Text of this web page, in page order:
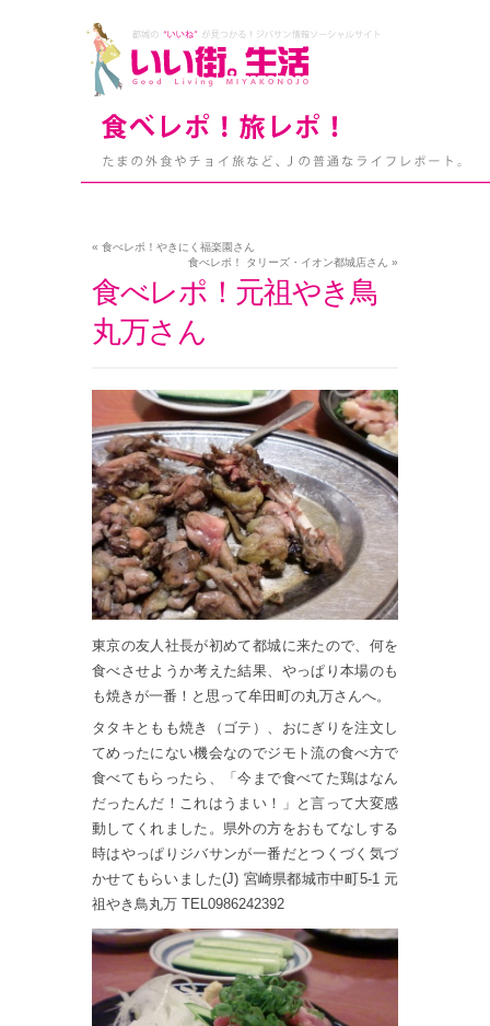
« 食べレポ！やきにく福楽園さん
食べレポ！ タリーズ・イオン都城店さん »
食べレポ！元祖やき鳥
丸万さん
東京の友人社長が初めて都城に来たので、何を
食べさせようか考えた結果、やっぱり本場のも
も焼きが一番！と思って牟田町の丸万さんへ。
タタキともも焼き（ゴテ）、おにぎりを注文し
てめったにない機会なのでジモト流の食べ方で
食べてもらったら、「今まで食べてた鶏はなん
だったんだ！これはうまい！」と言って大変感
動してくれました。県外の方をおもてなしする
時はやっぱりジバサンが一番だとつくづく気づ
かせてもらいました(J) 宮崎県都城市中町5-1元
祖やき鳥丸万 TEL0986242392